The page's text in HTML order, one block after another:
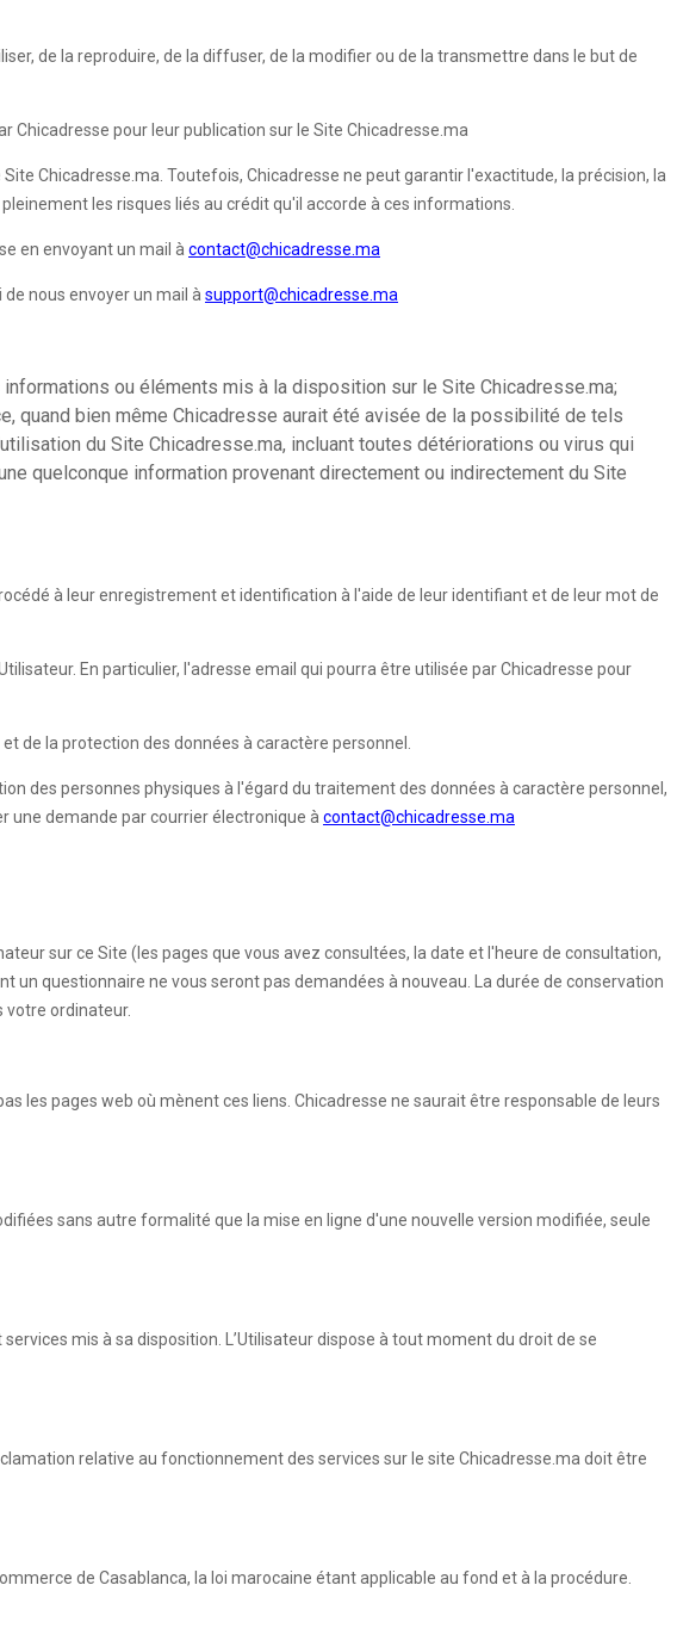
de la reproduire, de la diffuser, de la modifier ou de la transmettre dans le but de
pour leur publication sur le Site Chicadresse.ma
Chicadresse.ma. Toutefois, Chicadresse ne peut garantir l'exactitude, la précision, la
les risques liés au crédit qu'il accorde à ces informations.
en envoyant un mail àcontact@chicadresse.ma
nous envoyer un mail àsupport@chicadresse.ma
ou éléments mis à la disposition sur le Site Chicadresse.ma;
quand bien même Chicadresse aurait été avisée de la possibilité de tels
du Site Chicadresse.ma, incluant toutes détériorations ou virus qui
quelconque information provenant directement ou indirectement du Site
à leur enregistrement et identification à l'aide de leur identifiant et de leur mot de
En particulier, l'adresse email qui pourra être utilisée par Chicadresse pour
de la protection des données à caractère personnel.
des personnes physiques à l'égard du traitement des données à caractère personnel,
une demande par courrier électronique àcontact@chicadresse.ma
sur ce Site (les pages que vous avez consultées, la date et l'heure de consultation,
questionnaire ne vous seront pas demandées à nouveau. La durée de conservation
votre ordinateur.
les pages web où mènent ces liens. Chicadresse ne saurait être responsable de leurs
sans autre formalité que la mise en ligne d'une nouvelle version modifiée, seule
mis à sa disposition. L’Utilisateur dispose à tout moment du droit de se
relative au fonctionnement des services sur le site Chicadresse.ma doit être
de Casablanca, la loi marocaine étant applicable au fond et à la procédure.